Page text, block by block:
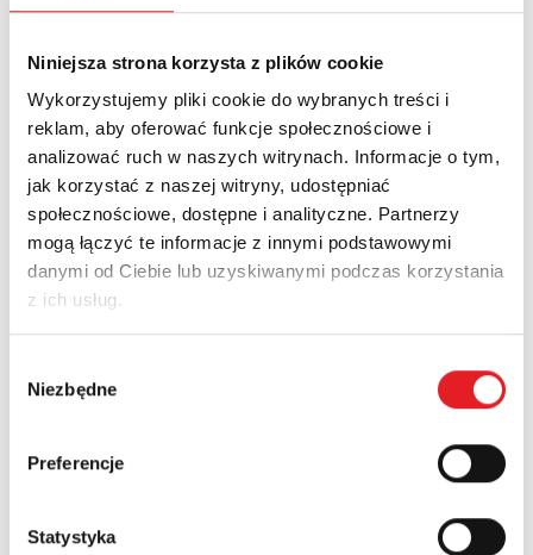
Niniejsza strona korzysta z plików cookie
Wykorzystujemy pliki cookie do wybranych treści i
reklam, aby oferować funkcje społecznościowe i
analizować ruch w naszych witrynach. Informacje o tym,
jak korzystać z naszej witryny, udostępniać
społecznościowe, dostępne i analityczne. Partnerzy
mogą łączyć te informacje z innymi podstawowymi
danymi od Ciebie lub uzyskiwanymi podczas korzystania
z ich usług.
zgody
Niezbędne
Preferencje
Statystyka
Image
5
Pobierz Image 1
6